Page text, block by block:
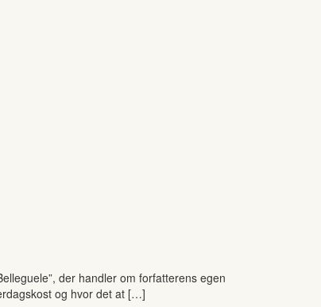
der handler om forfatterens egen
og hvor det at […]